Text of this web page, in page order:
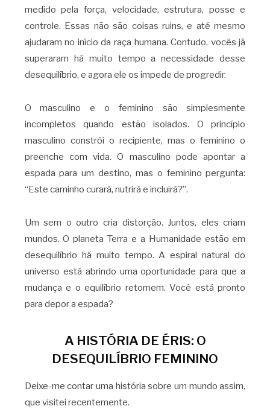
medido pela força, velocidade, estrutura, posse e
controle. Essas não são coisas ruins, e até mesmo
ajudaram no início da raça humana. Contudo, vocês já
superaram há muito tempo a necessidade desse
desequilíbrio, e agora ele os impede de progredir.
O masculino e o feminino são simplesmente
incompletos quando estão isolados. O princípio
masculino constrói o recipiente, mas o feminino o
preenche com vida. O masculino pode apontar a
espada para um destino, mas o feminino pergunta:
“Este caminho curará, nutrirá e incluirá?”.
Um sem o outro cria distorção. Juntos, eles criam
mundos. O planeta Terra e a Humanidade estão em
desequilíbrio há muito tempo. A espiral natural do
universo está abrindo uma oportunidade para que a
mudança e o equilíbrio retornem. Você está pronto
para depor a espada?
A HISTÓRIA DE ÉRIS: O
DESEQUILÍBRIO FEMININO
Deixe-me contar uma história sobre um mundo assim,
que visitei recentemente.